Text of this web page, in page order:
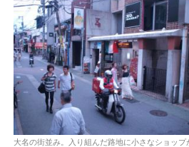
大名の街並み。入り組んだ路地に小さなショップ